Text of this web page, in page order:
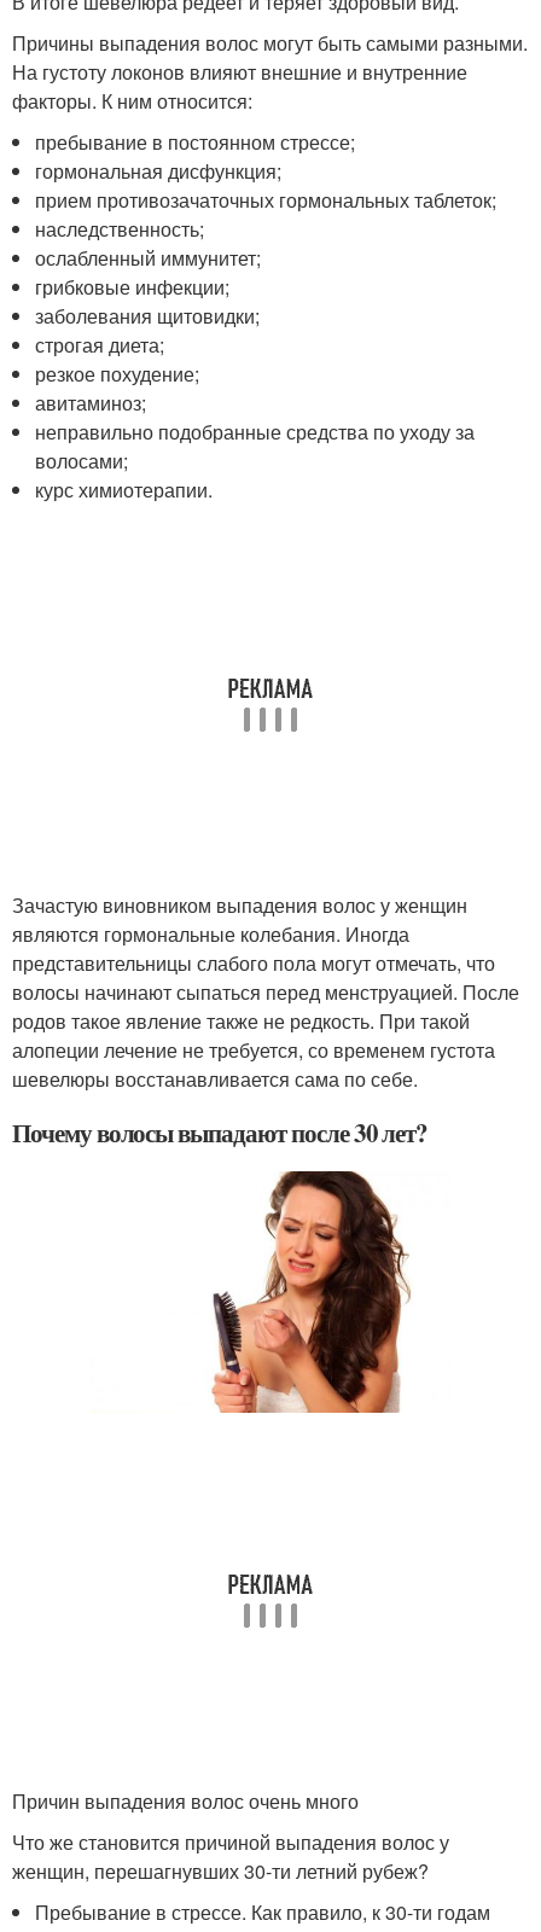
Причины выпадения волос могут быть самыми разными.
На густоту локонов влияют внешние и внутренние
факторы. К ним относится:
пребывание в постоянном стрессе;
гормональная дисфункция;
прием противозачаточных гормональных таблеток;
наследственность;
ослабленный иммунитет;
грибковые инфекции;
заболевания щитовидки;
строгая диета;
резкое похудение;
авитаминоз;
неправильно подобранные средства по уходу за
волосами;
курс химиотерапии.
Зачастую виновником выпадения волос у женщин
являются гормональные колебания. Иногда
представительницы слабого пола могут отмечать, что
волосы начинают сыпаться перед менструацией. После
родов такое явление также не редкость. При такой
алопеции лечение не требуется, со временем густота
шевелюры восстанавливается сама по себе.
Почему волосы выпадают после 30 лет?
Причин выпадения волос очень много
Что же становится причиной выпадения волос у
женщин, перешагнувших 30-ти летний рубеж?
Пребывание в стрессе. Как правило, к 30-ти годам